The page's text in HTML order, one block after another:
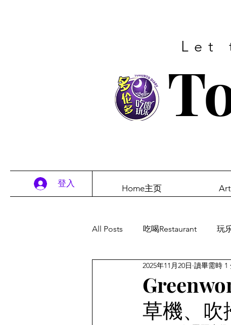
Let
登入 Home主页
All Posts 吃喝Restaurant 玩
餐厅优惠Restaurant's Deals
草機、吹
2025年11月20日 讀畢需時 1